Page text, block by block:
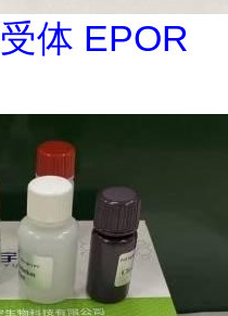
体 EPOR